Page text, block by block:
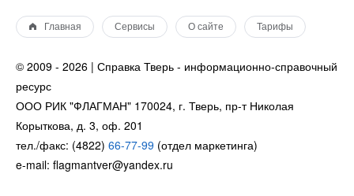
Главная Сервисы О сайте Тарифы
© 2009 - 2026 | Справка Тверь - информационно-справочный
ресурс
ООО РИК "ФЛАГМАН" 170024, г. Тверь, пр-т Николая
Корыткова, д. 3, оф. 201
тел./факс: (4822) 66-77-99 (отдел маркетинга)
e-mail: flagmantver@yandex.ru